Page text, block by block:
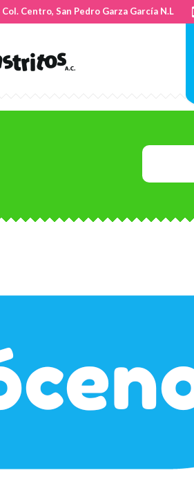
Centro, San Pedro Garza García N.L